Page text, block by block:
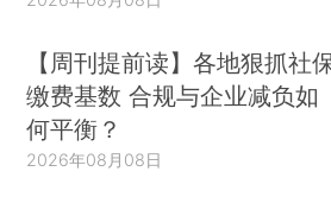
【周刊提前读】各地狠抓社
缴费基数 合规与企业减负如
何平衡？
2026年08月08日